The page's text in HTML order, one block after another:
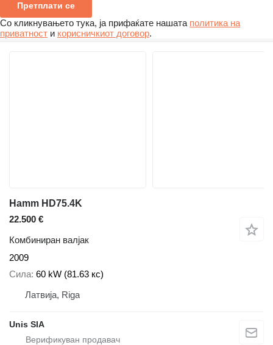
Претплати се
Со кликнувањето тука, ја прифаќате нашата политика на
приватност и корисничкиот договор.
Hamm HD75.4K
22.500 €
Комбиниран валјак
2009
Сила 60 kW (81.63 кс)
Латвија, Riga
Unis SIA